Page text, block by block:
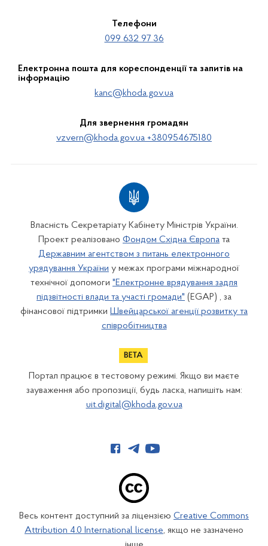
Телефони
099 632 97 36
Електронна пошта для кореспонденції та запитів на
інформацію
kanc@khoda.gov.ua
Для звернення громадян
vzvern@khoda.gov.ua +380954675180
Власність Секретаріату Кабінету Міністрів України.
Проект реалізовано Фондом Східна Європа та
Державним агентством з питань електронного
урядування України у межах програми міжнародної
технічної допомоги "Електронне врядування задля
підзвітності влади та участі громади" (EGAP) , за
фінансової підтримки Швейцарської агенції розвитку та
співробітництва
Портал працює в тестовому режимі. Якщо ви маєте
зауваження або пропозиції, будь ласка, напишіть нам:
uit.digital@khoda.gov.ua
Весь контент доступний за ліцензією Creative Commons
Attribution 4.0 International license, якщо не зазначено